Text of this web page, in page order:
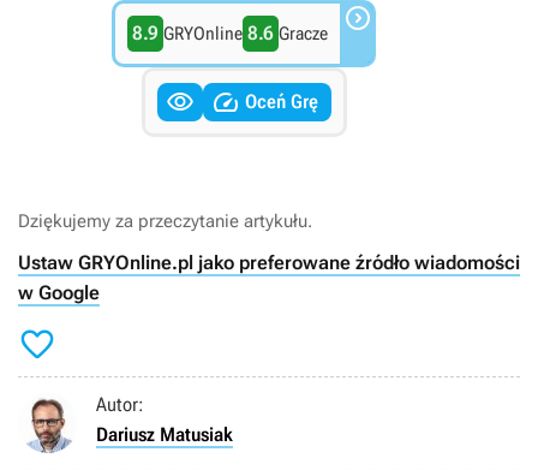
8.9 GRYOnline 8.6 Gracze 
  Oceń Grę
Dziękujemy za przeczytanie artykułu.
Ustaw GRYOnline.pl jako preferowane źródło wiadomości
w Google

Autor:
Dariusz Matusiak